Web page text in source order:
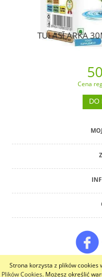
Strona korzysta z plików cookies
Plików Cookies. Możesz określić
TULASĪ ARKA
Cena
DO
pokaż